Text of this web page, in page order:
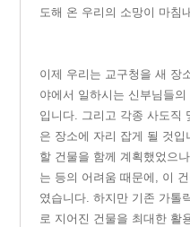
도해 온 우리의 소망이 마침
이제 우리는 교구청을 새 장
야에서 일하시는 신부님들
입니다. 그리고 각종 사도직
은 장소에 자리 잡게 될 것
할 건물을 함께 계획했었으
는 등의 어려움 때문에, 이
였습니다. 하지만 기존 가톨
로 지어진 건물을 최대한 활